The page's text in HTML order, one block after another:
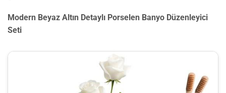
Modern Beyaz Altın Detaylı Porselen Banyo Düzenleyici
Seti